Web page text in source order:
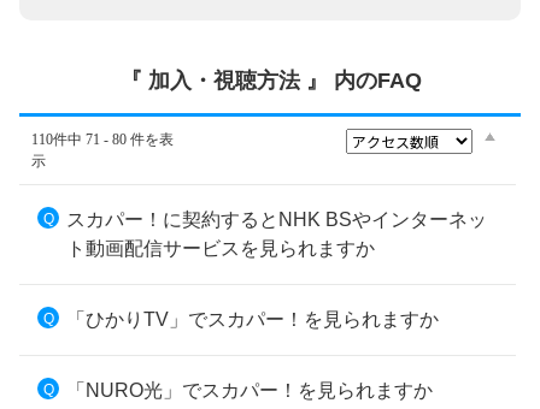
『 加入・視聴方法 』 内のFAQ
110件中 71 - 80 件を表
示
スカパー！に契約するとNHK BSやインターネッ
ト動画配信サービスを見られますか
「ひかりTV」でスカパー！を見られますか
「NURO光」でスカパー！を見られますか